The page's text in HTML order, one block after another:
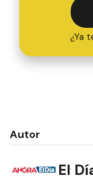
¿Ya
Autor
El